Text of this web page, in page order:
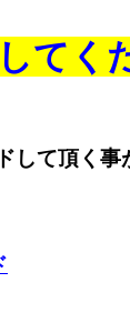
てく
て頂く事